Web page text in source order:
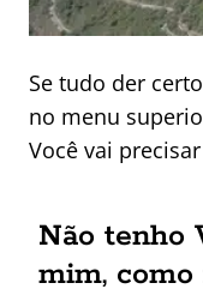
Se tudo der
no menu
Você vai
Não tenho
mim, como